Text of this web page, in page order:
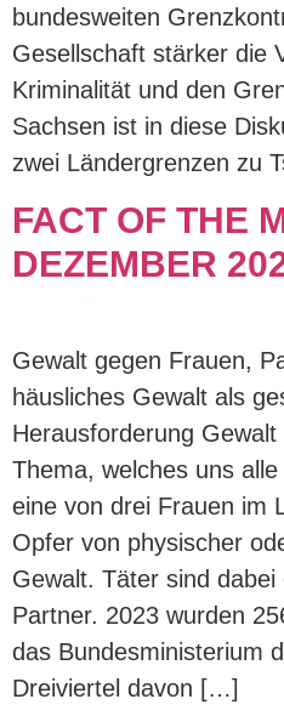
bundesweiten
Gesellschaft stärker die
Kriminalität und den
Sachsen ist in diese
zwei Ländergrenzen zu
FACT OF THE
DEZEMBER
Gewalt gegen Frauen,
häusliches Gewalt als
Herausforderung
Thema, welches uns
eine von drei Frauen im
Opfer von physischer
Gewalt. Täter sind dabei
Partner. 2023 wurden
das Bundesministerium
Dreiviertel davon […]